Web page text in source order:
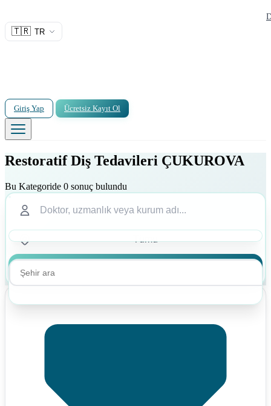
🇹🇷 TR
Giriş Yap Ücretsiz Kayıt Ol
Restoratif Diş Tedavileri ÇUKUROVA
Bu Kategoride 0 sonuç bulundu